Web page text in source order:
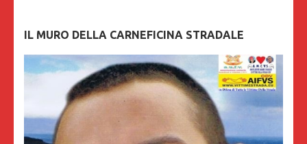
IL MURO DELLA CARNEFICINA STRADALE